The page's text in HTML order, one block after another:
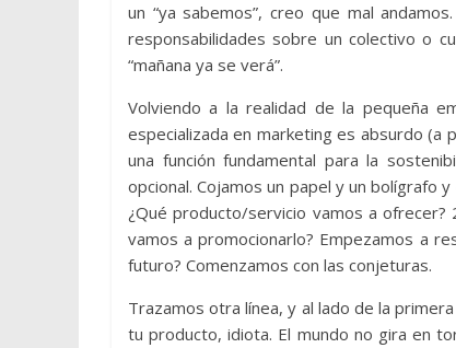
un “ya sabemos”, creo que mal
responsabilidades sobre un colectivo o
“mañana ya se verá”.
Volviendo a la realidad de la pequeña
especializada en marketing es absurdo
una función fundamental para la
opcional. Cojamos un papel y un bolígrafo
¿Qué producto/servicio vamos a ofrecer?
vamos a promocionarlo? Empezamos a
futuro? Comenzamos con las conjeturas.
Trazamos otra línea, y al lado de la
tu producto, idiota. El mundo no gira en